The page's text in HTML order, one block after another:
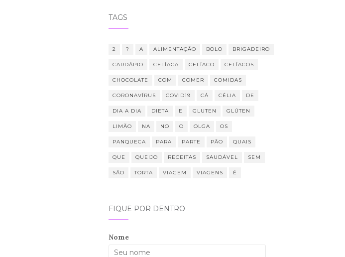
TAGS
2 ? A ALIMENTAÇÃO BOLO BRIGADEIRO
CARDÁPIO CELÍACA CELÍACO CELÍACOS
CHOCOLATE COM COMER COMIDAS
CORONAVÍRUS COVID19 CÁ CÉLIA DE
DIA A DIA DIETA E GLUTEN GLÚTEN
LIMÃO NA NO O OLGA OS
PANQUECA PARA PARTE PÃO QUAIS
QUE QUEIJO RECEITAS SAUDÁVEL SEM
SÃO TORTA VIAGEM VIAGENS É
FIQUE POR DENTRO
Nome